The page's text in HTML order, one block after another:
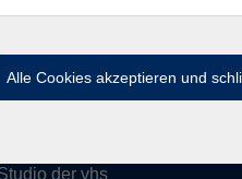
48178-0
48178-55
der vhs
Alle Cookies akzeptieren und